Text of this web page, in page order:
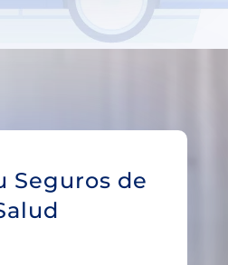
Seguros de